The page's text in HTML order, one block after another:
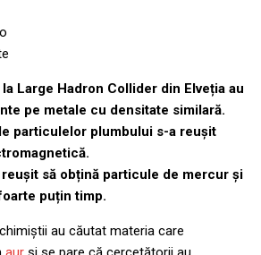
Large Hadron Collider din Elveția au
pe metale cu densitate similară.
particulelor plumbului s-a reușit
să obțină particule de mercur și
puțin timp.
au căutat materia care